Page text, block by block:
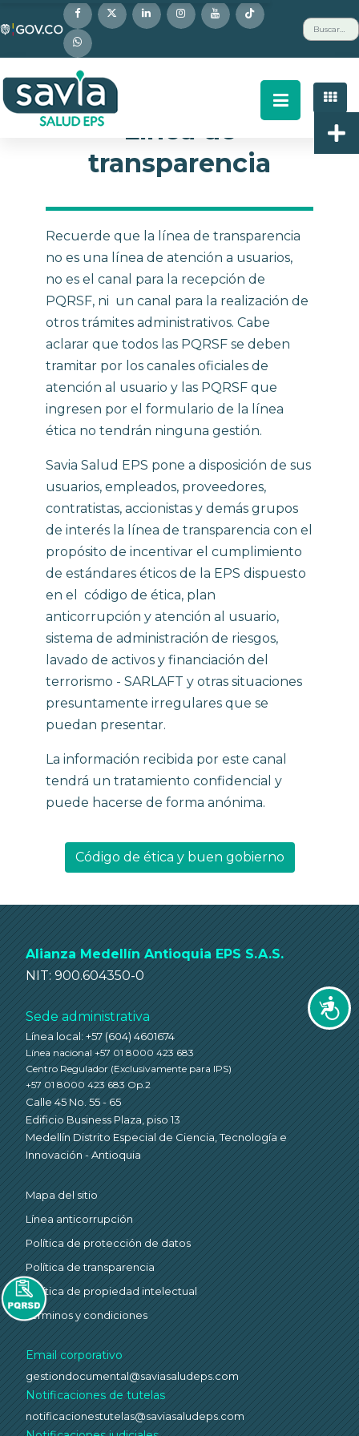
este
sitio
web
incluye
un
Buscar
Línea de
transparencia
Recuerde que la línea de transparencia
no es una línea de atención a usuarios,
no es el canal para la recepción de
PQRSF, ni un canal para la realización de
otros trámites administrativos. Cabe
aclarar que todos las PQRSF se deben
tramitar por los canales oficiales de
atención al usuario y las PQRSF que
ingresen por el formulario de la línea
ética no tendrán ninguna gestión.
Savia Salud EPS pone a disposición de sus
usuarios, empleados, proveedores,
contratistas, accionistas y demás grupos
de interés la línea de transparencia con el
propósito de incentivar el cumplimiento
de estándares éticos de la EPS dispuesto
en el código de ética, plan
anticorrupción y atención al usuario,
sistema de administración de riesgos,
lavado de activos y financiación del
terrorismo - SARLAFT y otras situaciones
presuntamente irregulares que se
puedan presentar.
La información recibida por este canal
tendrá un tratamiento confidencial y
puede hacerse de forma anónima.
Código de ética y buen gobierno
Alianza Medellín Antioquia EPS S.A.S.
NIT: 900.604350-0
Sede administrativa
Línea local: +57 (604) 4601674
Línea nacional +57 01 8000 423 683
Centro Regulador (Exclusivamente para IPS)
+57 01 8000 423 683 Op.2
Calle 45 No. 55 - 65
Edificio Business Plaza, piso 13
Medellín Distrito Especial de Ciencia, Tecnología e
Innovación - Antioquia
Mapa del sitio
Línea anticorrupción
Política de protección de datos
Política de transparencia
Política de propiedad intelectual
Términos y condiciones
Email corporativo
gestiondocumental@saviasaludeps.com
Notificaciones de tutelas
notificacionestutelas@saviasaludeps.com